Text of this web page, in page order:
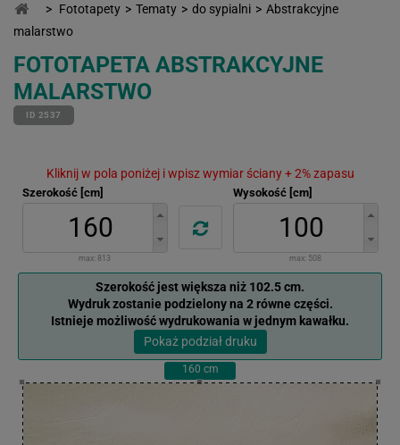
> Fototapety > Tematy > do sypialni > Abstrakcyjne
malarstwo
FOTOTAPETA ABSTRAKCYJNE
MALARSTWO
ID 2537
Kliknij w pola poniżej i wpisz wymiar ściany + 2% zapasu
Szerokość [cm]
max: 813
Wysokość [cm]
max: 508
Szerokość jest większa niż 102.5 cm.
Wydruk zostanie podzielony na 2 równe części.
Istnieje możliwość wydrukowania w jednym kawałku.
Pokaż podział druku
160 cm